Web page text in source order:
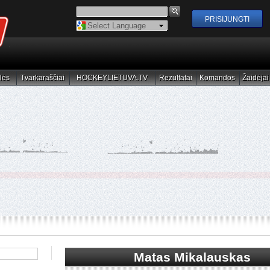
Powered by
Tvarkaraščiai
Tvarkaraščiai HOCKEYLIETUVA.TV
HOCKEYLIETUVA.TV Rezultatai
Rezultatai Komandos
Komandos Žaidėjai
Žaidėjai
Matas Mikalauskas